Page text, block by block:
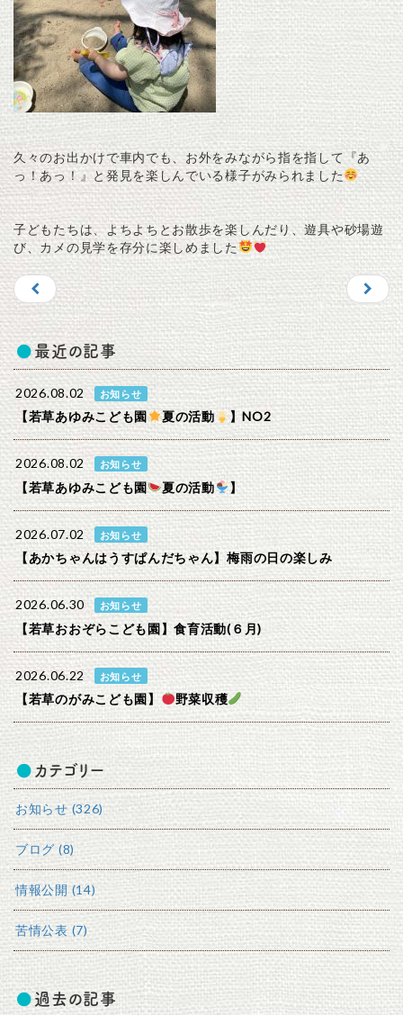
久々のお出かけで車内でも、お外をみながら指を指して『あ
っ！あっ！』と発見を楽しんでいる様子がみられました
子どもたちは、よちよちとお散歩を楽しんだり、遊具や砂場遊
び、カメの見学を存分に楽しめました
最近の記事
2026.08.02 お知らせ
【若草あゆみこども園 夏の活動 】NO2
2026.08.02 お知らせ
【若草あゆみこども園 夏の活動 】
2026.07.02 お知らせ
【あかちゃんはうすぱんだちゃん】梅雨の日の楽しみ
2026.06.30 お知らせ
【若草おおぞらこども園】食育活動(６月)
2026.06.22 お知らせ
【若草のがみこども園】 野菜収穫
カテゴリー
お知らせ (326)
ブログ (8)
情報公開 (14)
苦情公表 (7)
過去の記事